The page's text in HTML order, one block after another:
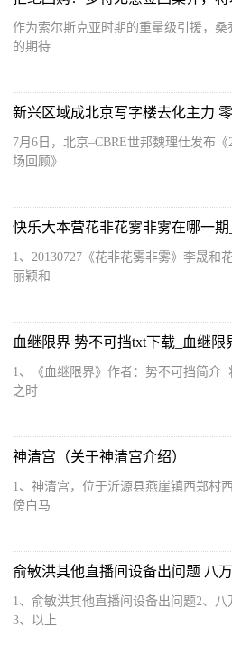
作为索尔斯克亚时期的重量级引援，
的期待
7月6日，北京–CBRE世邦魏理仕发布
场回顾》
1、20130727《花非花雾非雾》李晟和
丽颖和
血继限界 势不可挡txt下载_血继
1、《血继限界》作者：势不可挡简介
之时
神清宫（关于神清宫介绍）
1、神清宫，位于沂源县燕崖镇西郑村
傍白马
1、俞敏洪其他直播间设备出问题2、
3、以上